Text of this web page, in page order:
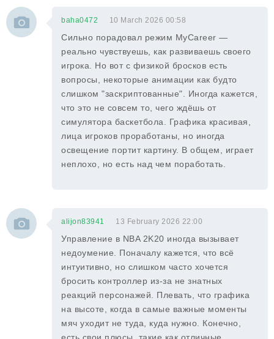
baha0472 10 March 2026 00:58
Сильно порадовал режим MyCareer —
реально чувствуешь, как развиваешь своего
игрока. Но вот с физикой бросков есть
вопросы, некоторые анимации как будто
слишком "заскриптованные". Иногда кажется,
что это не совсем то, чего ждёшь от
симулятора баскетбола. Графика красивая,
лица игроков проработаны, но иногда
освещение портит картину. В общем, играет
неплохо, но есть над чем поработать.
alijon83941 13 February 2026 22:00
Управление в NBA 2K20 иногда вызывает
недоумение. Поначалу кажется, что всё
интуитивно, но слишком часто хочется
бросить контроллер из-за не знатных
реакций персонажей. Плевать, что графика
на высоте, когда в самые важные моменты
мяч уходит не туда, куда нужно. Конечно,